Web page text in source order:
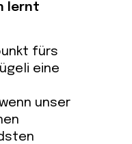
lernt
fürs
eine
unser